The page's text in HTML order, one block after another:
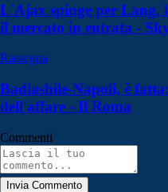
L'Ajax spinge per Lang,
il mercato in entrata -
Rassegna
Badiashile-Napoli, è
dell'affare - Il Roma
Commenti
Invia Commento